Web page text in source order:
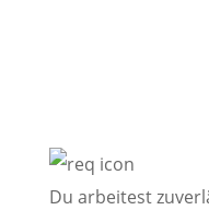
Du arbeitest